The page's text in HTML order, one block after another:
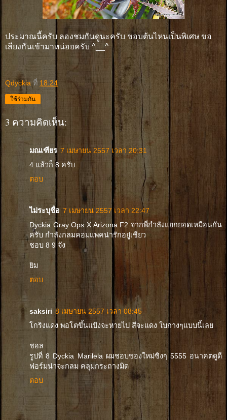
ประมาณนี้ครับ ลองชมกันดูนะครับ ชอบต้นไหนเป็นพิเศษ ขอ
เสียงกันเข้ามาหน่อยครับ ^__^
Qdyckia ที่ 18:24
ใช้ร่วมกัน
3 ความคิดเห็น:
มณเฑียร 7 เมษายน 2557 เวลา 20:31
4 แล้วก็ 8 ครับ
ตอบ
ไม่ระบุชื่อ 7 เมษายน 2557 เวลา 22:47
Dyckia Gray Ops X Arizona F2 จากพี่กำลังแยกยอดเหมือนกัน
ครับ กำลังกลมคอมแพคน่ารักอยู่เชียว
ชอบ 8 9 จัง
ยิม
ตอบ
saksiri 8 เมษายน 2557 เวลา 08:45
โกริงแดง พอโตขึ้นแป้งจะหายไป สีจะแดง ใบกางๆแบบนี้เลย
ชอล
รูปที่ 8 Dyckia Marilela ผมชอบของใหม่ซิงๆ 5555 อนาคตดูดี
ฟอร์มน่าจะกลม คลุมกระถางมิด
ตอบ